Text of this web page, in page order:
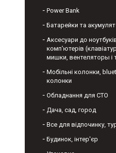
Power Bank
Батарейки та
Аксесуари до
комп'ютерів
мишки, вентеляторы і
Мобільні колонки,
колонки
Обладнання для СТО
Дача, сад, город
Все для відпочинку,
Будинок, інтер'єр